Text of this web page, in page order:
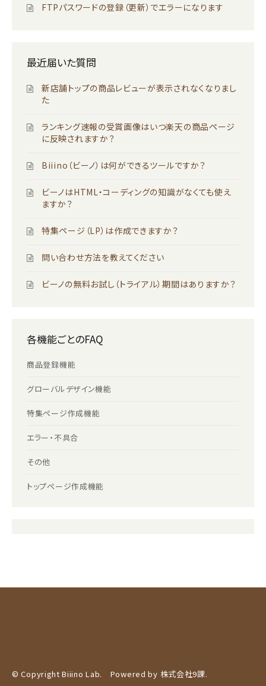
FTPパスワードの登録（更新）でエラーになります
最近届いた質問
新店舗トップの商品レビューが表示されなくなりまし
た
ランキング速報の受賞画像はいつ楽天の商品ページ
に反映されますか？
Biiino（ビーノ）は何ができるツールですか？
ビーノはHTML・コーディングの知識がなくても使え
ますか？
特集ページ（LP）は作成できますか？
問い合わせ方法を教えてください
ビーノの無料お試し（トライアル）期間はありますか？
各機能ごとのFAQ
商品登録機能
グローバルデザイン機能
特集ページ作成機能
エラー・不具合
その他
トップページ作成機能
© Copyright Biiino Lab. Powered by 株式会社9課.